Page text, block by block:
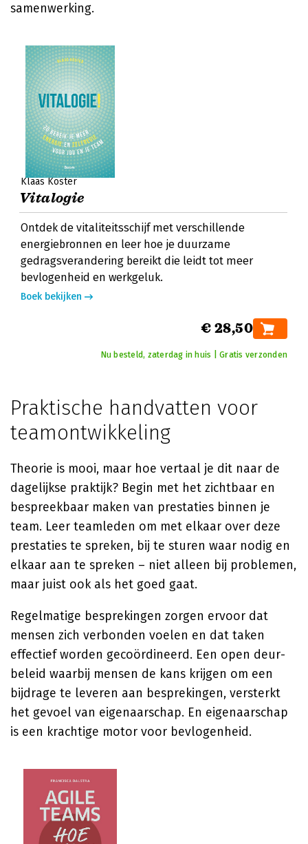
samenwerking.
Klaas Koster
Vitalogie
Ontdek de vitaliteitsschijf met verschillende
energiebronnen en leer hoe je duurzame
gedragsverandering bereikt die leidt tot meer
bevlogenheid en werkgeluk.
Boek bekijken
€ 28,50
Nu besteld, zaterdag in huis | Gratis verzonden
Praktische handvatten voor
teamontwikkeling
Theorie is mooi, maar hoe vertaal je dit naar de
dagelijkse praktijk? Begin met het zichtbaar en
bespreekbaar maken van prestaties binnen je
team. Leer teamleden om met elkaar over deze
prestaties te spreken, bij te sturen waar nodig en
elkaar aan te spreken – niet alleen bij problemen,
maar juist ook als het goed gaat.
Regelmatige besprekingen zorgen ervoor dat
mensen zich verbonden voelen en dat taken
effectief worden gecoördineerd. Een open deur-
beleid waarbij mensen de kans krijgen om een
bijdrage te leveren aan besprekingen, versterkt
het gevoel van eigenaarschap. En eigenaarschap
is een krachtige motor voor bevlogenheid.